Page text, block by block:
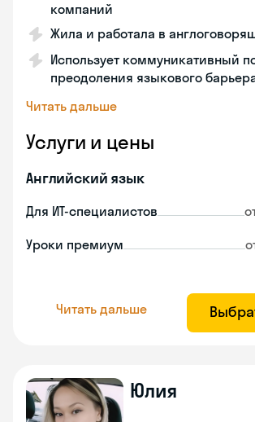
компаний
Жила и работала в
Использует коммуникативный
преодоления языкового
Читать дальше
Услуги и цены
Английский язык
Для ИТ-специалистов
Уроки премиум
Читать дальше
Юлия